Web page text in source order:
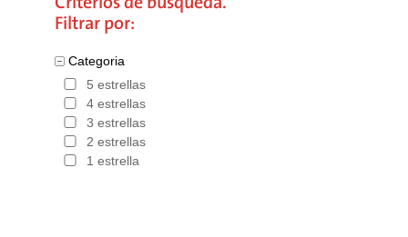
Filtrar por:
Categoria
5 estrellas
4 estrellas
3 estrellas
2 estrellas
1 estrella